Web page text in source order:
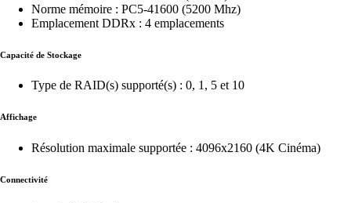
Norme mémoire : PC5-41600 (5200 Mhz)
Emplacement DDRx : 4 emplacements
Capacité de Stockage
Type de RAID(s) supporté(s) : 0, 1, 5 et 10
Affichage
Résolution maximale supportée : 4096x2160 (4K Cinéma)
Connectivité